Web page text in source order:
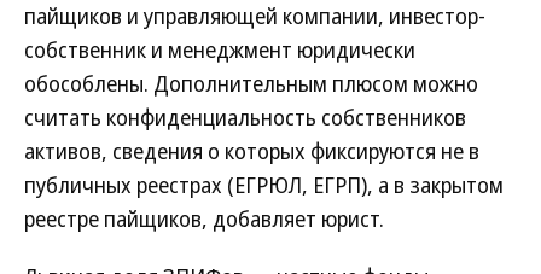
пайщиков и управляющей компании, инвестор-
собственник и менеджмент юридически
обособлены. Дополнительным плюсом можно
считать конфиденциальность собственников
активов, сведения о которых фиксируются не в
публичных реестрах (ЕГРЮЛ, ЕГРП), а в закрытом
реестре пайщиков, добавляет юрист.